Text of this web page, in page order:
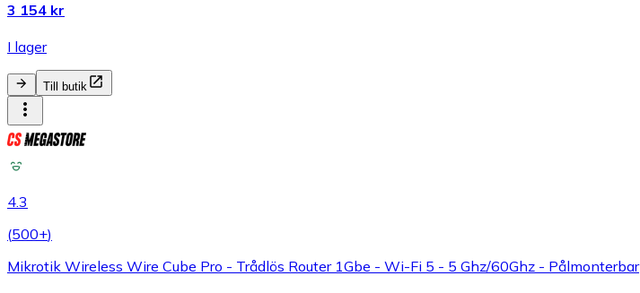
3 154 kr
I lager
Till butik
4.3
(500+)
Mikrotik Wireless Wire Cube Pro - Trådlös Router 1Gbe - Wi-Fi 5 - 5 Ghz/60Ghz - Pålmonterbar